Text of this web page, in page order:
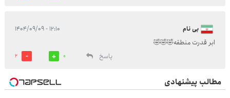
بی نام ۱۲:۱۰ - ۱۴۰۴/۰۹/۰۹
ابر قدرت منطقه🤣🤣🤣
پاسخ
0
2
مطالب پیشنهادی